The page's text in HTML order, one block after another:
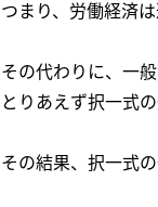
つまり、労働経済
その代わりに、一
とりあえず択一式
その結果、択一式